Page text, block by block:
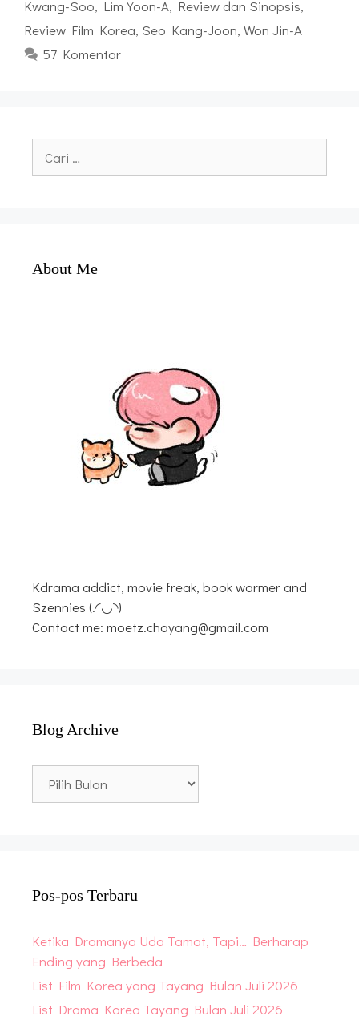
Kwang-Soo, Lim Yoon-A, Review dan Sinopsis,
Review Film Korea, Seo Kang-Joon, Won Jin-A
57 Komentar
untuk:
About Me
Kdrama addict, movie freak, book warmer and
Szennies (.◜◡◝)
Contact me: moetz.chayang@gmail.com
Blog Archive
Archive
Pos-pos Terbaru
Ketika Dramanya Uda Tamat, Tapi… Berharap
Ending yang Berbeda
List Film Korea yang Tayang Bulan Juli 2026
List Drama Korea Tayang Bulan Juli 2026